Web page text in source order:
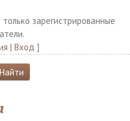
зарегистрированные
| Вход ]